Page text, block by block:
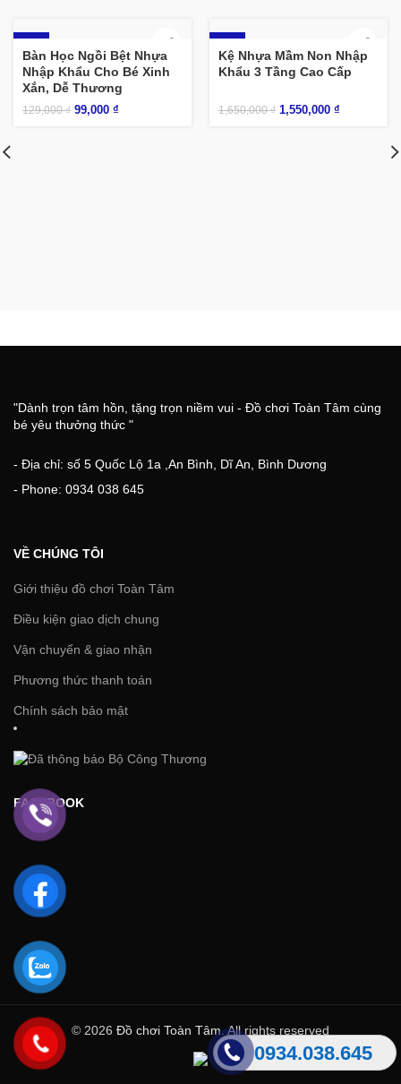
0934.038.645
-23%
Bàn Học Ngồi Bệt Nhựa
Nhập Khẩu Cho Bé Xinh
Xắn, Dễ Thương
129,000₫ 99,000 ₫
-6%
Kệ Nhựa Mầm Non Nhập
Khẩu 3 Tầng Cao Cấp
1,650,000₫ 1,550,000 ₫
"Dành trọn tâm hồn, tặng trọn niềm vui - Đồ chơi Toàn Tâm cùng
bé yêu thưởng thức "
- Địa chỉ: số 5 Quốc Lộ 1a ,An Bình, Dĩ An, Bình Dương
- Phone: 0934 038 645
VỀ CHÚNG TÔI
Giới thiệu đồ chơi Toàn Tâm
Điều kiện giao dịch chung
Vận chuyển & giao nhận
Phương thức thanh toán
Chính sách bảo mật
FACEBOOK
© 2026 Đồ chơi Toàn Tâm. All rights reserved